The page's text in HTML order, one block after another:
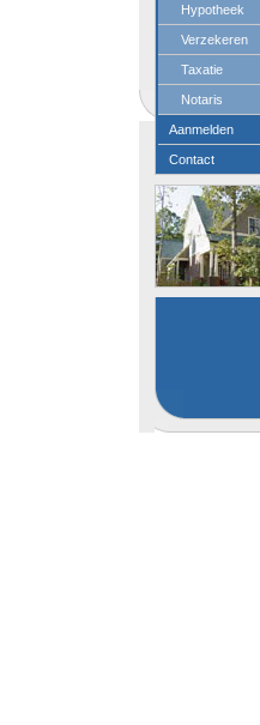
Hypotheek
Verzekeren
Taxatie
Notaris
Aanmelden
Contact